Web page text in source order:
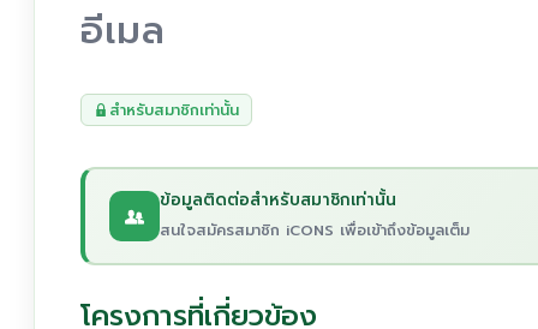
อีเมล
สำหรับสมาชิกเท่านั้น
ข้อมูลติดต่อสำหรับสมาชิกเท่านั้น
สนใจสมัครสมาชิก iCONS เพื่อเข้าถึงข้อมูลเต็ม
โครงการที่เกี่ยวข้อง